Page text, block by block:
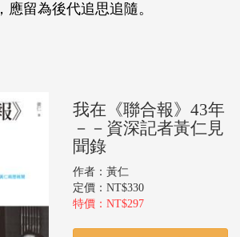
應留為後代追思追隨。
我在《聯合報》43年
－－資深記者黃仁見
聞錄
作者：黃仁
定價：NT$330
特價：NT$297